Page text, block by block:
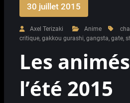
30 juillet 2015
Axel Terizaki Anime
critique, gakkou gurashi, gangsta, gate,
Les
l’été 2015